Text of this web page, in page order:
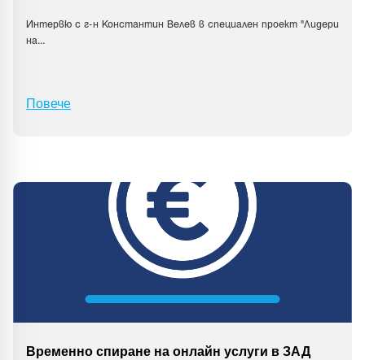
Интервю с г-н Константин Велев в специален проект "Лидери
на...
Повече
Временно спиране на онлайн услуги в ЗАД